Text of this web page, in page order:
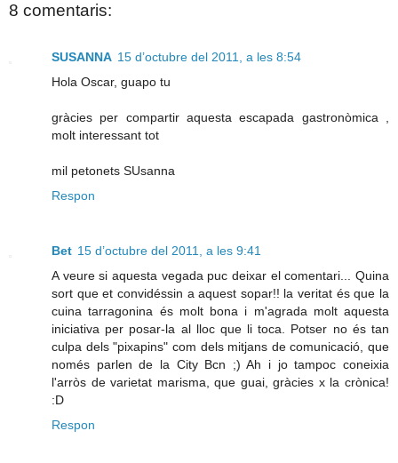
8 comentaris:
SUSANNA 15 d’octubre del 2011, a les 8:54
Hola Oscar, guapo tu
gràcies per compartir aquesta escapada gastronòmica ,
molt interessant tot
mil petonets SUsanna
Respon
Bet 15 d’octubre del 2011, a les 9:41
A veure si aquesta vegada puc deixar el comentari... Quina
sort que et convidéssin a aquest sopar!! la veritat és que la
cuina tarragonina és molt bona i m'agrada molt aquesta
iniciativa per posar-la al lloc que li toca. Potser no és tan
culpa dels "pixapins" com dels mitjans de comunicació, que
només parlen de la City Bcn ;) Ah i jo tampoc coneixia
l'arròs de varietat marisma, que guai, gràcies x la crònica!
:D
Respon